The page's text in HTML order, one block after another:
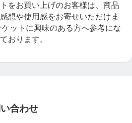
をお買い上げのお客様は、商品
想や使用感をお寄せいただけま
ットに興味のある方へ参考にな
おります。
合わせ